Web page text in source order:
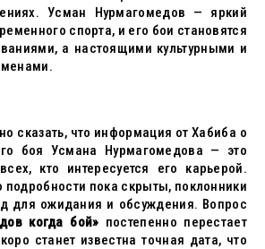
Усман Нурмагомедов — яркий
спорта, и его бои становятся
а настоящими культурными и
сказать, что информация от Хабиба о
боя Усмана Нурмагомедова — это
кто интересуется его карьерой.
подробности пока скрыты, поклонники
для ожидания и обсуждения. Вопрос
когда бой» постепенно перестает
станет известна точная дата, что